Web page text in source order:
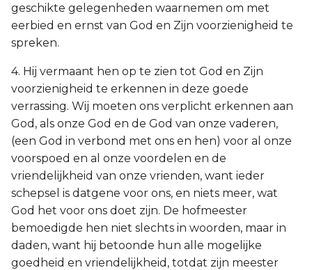
geschikte gelegenheden waarnemen om met
eerbied en ernst van God en Zijn voorzienigheid te
spreken.
4. Hij vermaant hen op te zien tot God en Zijn
voorzienigheid te erkennen in deze goede
verrassing. Wij moeten ons verplicht erkennen aan
God, als onze God en de God van onze vaderen,
(een God in verbond met ons en hen) voor al onze
voorspoed en al onze voordelen en de
vriendelijkheid van onze vrienden, want ieder
schepsel is datgene voor ons, en niets meer, wat
God het voor ons doet zijn. De hofmeester
bemoedigde hen niet slechts in woorden, maar in
daden, want hij betoonde hun alle mogelijke
goedheid en vriendelijkheid, totdat zijn meester